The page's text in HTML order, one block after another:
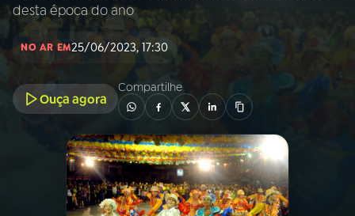
Início
PROGRAMAÇÃO
desta época do ano
NO AR EM25/06/2023, 17:30
Ouça agora
Compartilhe